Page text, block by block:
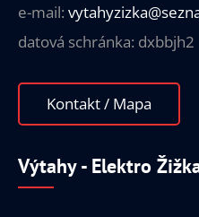
e-mail:
datová schránka: dxbbjh2
Kontakt / Mapa
Výtahy - Elektro